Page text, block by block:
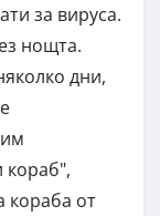
за вируса.
нощта.
дни,
кораб",
кораба от